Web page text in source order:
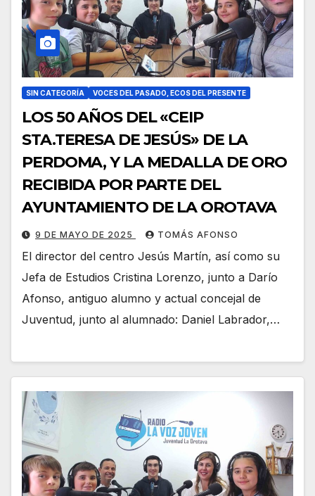
SIN CATEGORÍA VOCES DEL PASADO, ECOS DEL PRESENTE
LOS 50 AÑOS DEL «CEIP
STA.TERESA DE JESÚS» DE LA
PERDOMA, Y LA MEDALLA DE ORO
RECIBIDA POR PARTE DEL
AYUNTAMIENTO DE LA OROTAVA
9 DE MAYO DE 2025 TOMÁS AFONSO
El director del centro Jesús Martín, así como su
Jefa de Estudios Cristina Lorenzo, junto a Darío
Afonso, antiguo alumno y actual concejal de
Juventud, junto al alumnado: Daniel Labrador,…